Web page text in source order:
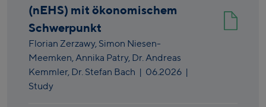
(nEHS) mit ökonomischem
Schwerpunkt
Florian Zerzawy, Simon Niesen-
Meemken,Annika Patry, Dr. Andreas
Kemmler, Dr. Stefan Bach | 06.2026 |
Study